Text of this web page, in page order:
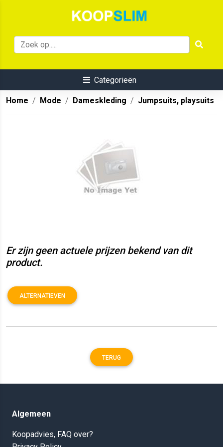
Categorieën
Home Mode Dameskleding Jumpsuits, playsuits
Er zijn geen actuele prijzen bekend van dit
product.
ALTERNATIEVEN
TERUG
Algemeen
Koopadvies, FAQ over?